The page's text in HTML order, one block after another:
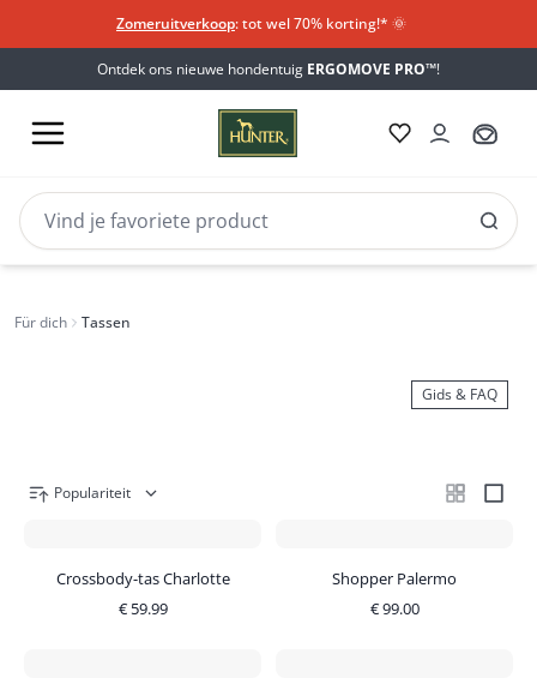
Zomeruitverkoop: tot wel 70% korting!*​ 🌞
Ontdek ons nieuwe hondentuig ERGOMOVE PRO™!
Für dich Tassen
Tassen
Tassen
Gids & FAQ
Populariteit
Crossbody-tas Charlotte
€ 59.99
Shopper Palermo
€99.00